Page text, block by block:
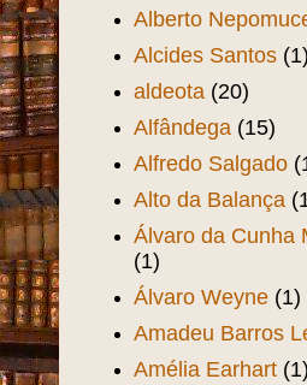
Alberto
Alcides Santos (1)
aldeota (20)
Alfândega (15)
Alfredo Salgado
Alto da Balança
Álvaro da Cunha
(1)
Álvaro Weyne (1)
Amadeu Barros
Amélia Earhart (1)